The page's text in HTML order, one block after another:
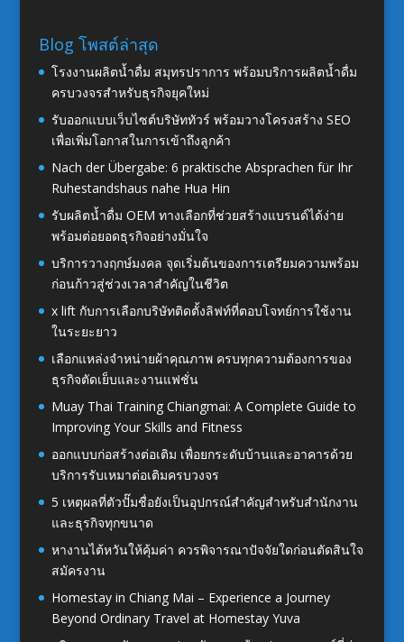
Blog โพสต์ล่าสุด
โรงงานผลิตน้ำดื่ม สมุทรปราการ พร้อมบริการผลิตน้ำดื่ม
ครบวงจรสำหรับธุรกิจยุคใหม่
รับออกแบบเว็บไซต์บริษัททัวร์ พร้อมวางโครงสร้าง SEO
เพื่อเพิ่มโอกาสในการเข้าถึงลูกค้า
Nach der Übergabe: 6 praktische Absprachen für Ihr
Ruhestandshaus nahe Hua Hin
รับผลิตน้ำดื่ม OEM ทางเลือกที่ช่วยสร้างแบรนด์ได้ง่าย
พร้อมต่อยอดธุรกิจอย่างมั่นใจ
บริการวางฤกษ์มงคล จุดเริ่มต้นของการเตรียมความพร้อม
ก่อนก้าวสู่ช่วงเวลาสำคัญในชีวิต
x lift กับการเลือกบริษัทติดตั้งลิฟท์ที่ตอบโจทย์การใช้งาน
ในระยะยาว
เลือกแหล่งจำหน่ายผ้าคุณภาพ ครบทุกความต้องการของ
ธุรกิจตัดเย็บและงานแฟชั่น
Muay Thai Training Chiangmai: A Complete Guide to
Improving Your Skills and Fitness
ออกแบบก่อสร้างต่อเติม เพื่อยกระดับบ้านและอาคารด้วย
บริการรับเหมาต่อเติมครบวงจร
5 เหตุผลที่ตัวปั๊มชื่อยังเป็นอุปกรณ์สำคัญสำหรับสำนักงาน
และธุรกิจทุกขนาด
หางานไต้หวันให้คุ้มค่า ควรพิจารณาปัจจัยใดก่อนตัดสินใจ
สมัครงาน
Homestay in Chiang Mai – Experience a Journey
Beyond Ordinary Travel at Homestay Yuva